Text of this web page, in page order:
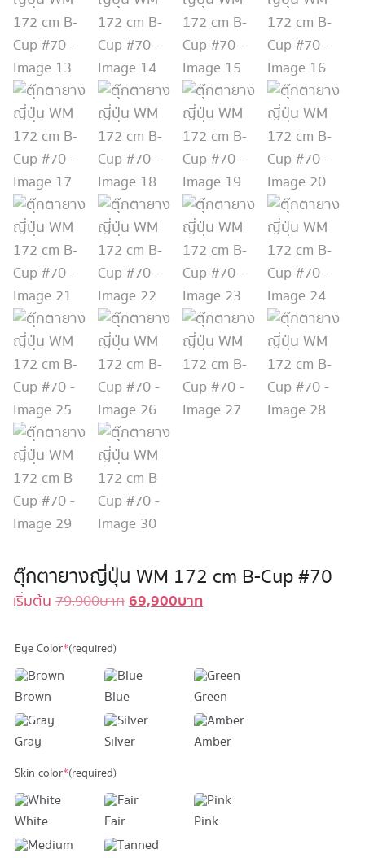
ตุ๊กตายางญี่ปุ่น WM 172 cm B-Cup #70
เริ่มต้น 79,900บาทOriginal
79,900 บาท.
69,900บาทCurrent
69,900 บาท.
Eye Color*(required)
Brown Blue Green
Gray Silver Amber
Skin color*(required)
White Fair Pink